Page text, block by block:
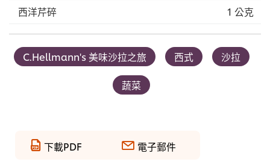
西洋芹碎
1 公克
C.Hellmann's 美味沙拉之旅 西式 沙拉
蔬菜
下載PDF 電子郵件